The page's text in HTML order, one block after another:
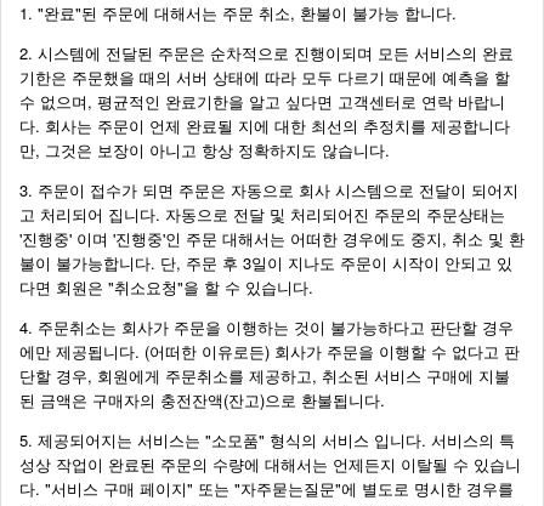
1. "완료"된 주문에 대해서는 주문 취소, 환불이 불가능 합니다.
2. 시스템에 전달된 주문은 순차적으로 진행이되며 모든 서비스의 완료
기한은 주문했을 때의 서버 상태에 따라 모두 다르기 때문에 예측을 할
수 없으며, 평균적인 완료기한을 알고 싶다면 고객센터로 연락 바랍니
다. 회사는 주문이 언제 완료될 지에 대한 최선의 추정치를 제공합니다
만, 그것은 보장이 아니고 항상 정확하지도 않습니다.
3. 주문이 접수가 되면 주문은 자동으로 회사 시스템으로 전달이 되어지
고 처리되어 집니다. 자동으로 전달 및 처리되어진 주문의 주문상태는
'진행중' 이며 '진행중'인 주문 대해서는 어떠한 경우에도 중지, 취소 및 환
불이 불가능합니다. 단, 주문 후 3일이 지나도 주문이 시작이 안되고 있
다면 회원은 "취소요청"을 할 수 있습니다.
4. 주문취소는 회사가 주문을 이행하는 것이 불가능하다고 판단할 경우
에만 제공됩니다. (어떠한 이유로든) 회사가 주문을 이행할 수 없다고 판
단할 경우, 회원에게 주문취소를 제공하고, 취소된 서비스 구매에 지불
된 금액은 구매자의 충전잔액(잔고)으로 환불됩니다.
5. 제공되어지는 서비스는 "소모품" 형식의 서비스 입니다. 서비스의 특
성상 작업이 완료된 주문의 수량에 대해서는 언제든지 이탈될 수 있습니
다. "서비스 구매 페이지" 또는 "자주묻는질문"에 별도로 명시한 경우를